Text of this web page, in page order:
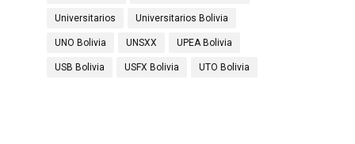
Universitarios Universitarios Bolivia
UNO Bolivia UNSXX UPEA Bolivia
USB Bolivia USFX Bolivia UTO Bolivia